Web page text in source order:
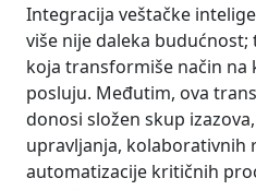
Integracija veštačke
više nije daleka
koja transformiše način na
posluju. Međutim, ova
donosi složen skup
upravljanja, kolaborativnih
automatizacije kritičnih